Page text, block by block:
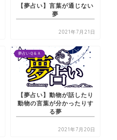
【夢占い】言葉が通じない
夢
2021年7月21日
夢占いＱ＆Ａ
【夢占い】動物が話したり
動物の言葉が分かったりす
る夢
2021年7月20日